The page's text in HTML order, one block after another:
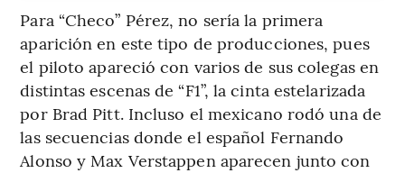
Para “Checo” Pérez, no sería la primera
aparición en este tipo de producciones, pues
el piloto apareció con varios de sus colegas en
distintas escenas de “F1”, la cinta estelarizada
por Brad Pitt. Incluso el mexicano rodó una de
las secuencias donde el español Fernando
Alonso y Max Verstappen aparecen junto con